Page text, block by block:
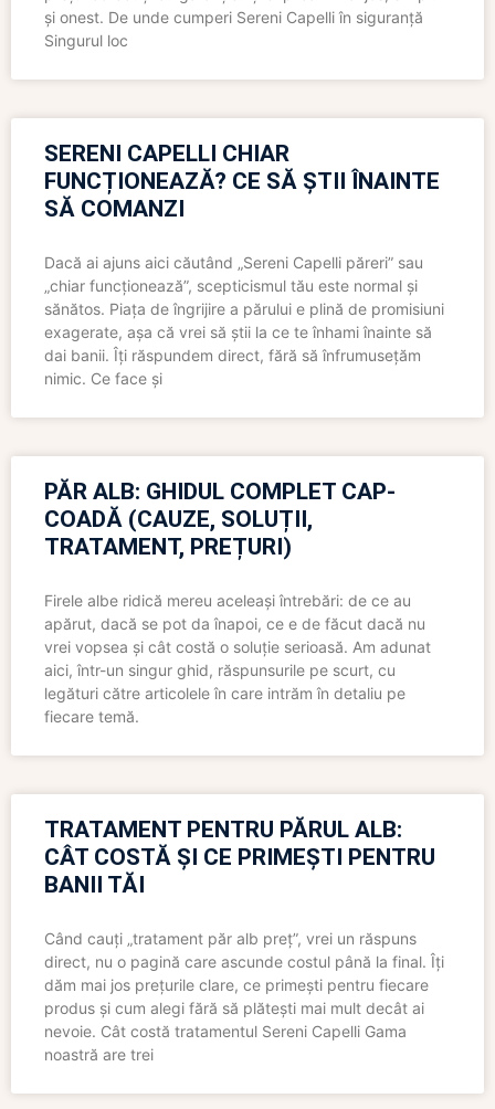
și onest. De unde cumperi Sereni Capelli în siguranță
Singurul loc
SERENI CAPELLI CHIAR
FUNCȚIONEAZĂ? CE SĂ ȘTII ÎNAINTE
SĂ COMANZI
Dacă ai ajuns aici căutând „Sereni Capelli păreri” sau
„chiar funcționează”, scepticismul tău este normal și
sănătos. Piața de îngrijire a părului e plină de promisiuni
exagerate, așa că vrei să știi la ce te înhami înainte să
dai banii. Îți răspundem direct, fără să înfrumusețăm
nimic. Ce face și
PĂR ALB: GHIDUL COMPLET CAP-
COADĂ (CAUZE, SOLUȚII,
TRATAMENT, PREȚURI)
Firele albe ridică mereu aceleași întrebări: de ce au
apărut, dacă se pot da înapoi, ce e de făcut dacă nu
vrei vopsea și cât costă o soluție serioasă. Am adunat
aici, într-un singur ghid, răspunsurile pe scurt, cu
legături către articolele în care intrăm în detaliu pe
fiecare temă.
TRATAMENT PENTRU PĂRUL ALB:
CÂT COSTĂ ȘI CE PRIMEȘTI PENTRU
BANII TĂI
Când cauți „tratament păr alb preț”, vrei un răspuns
direct, nu o pagină care ascunde costul până la final. Îți
dăm mai jos prețurile clare, ce primești pentru fiecare
produs și cum alegi fără să plătești mai mult decât ai
nevoie. Cât costă tratamentul Sereni Capelli Gama
noastră are trei